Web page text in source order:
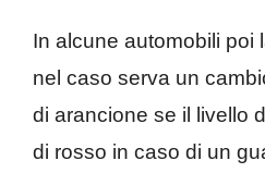
In alcune automobili poi
nel caso serva un
di arancione se il livello
di rosso in caso di un